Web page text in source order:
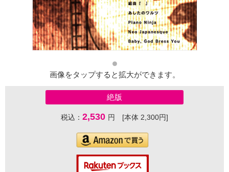
画像をタップすると拡大ができます。
絶版
税込： 2,530 円 [本体 2,300円]